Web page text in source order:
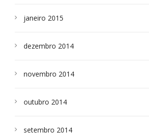
janeiro 2015
dezembro 2014
novembro 2014
outubro 2014
setembro 2014